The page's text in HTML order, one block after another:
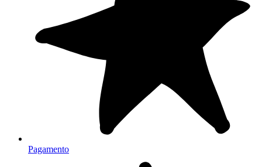
Pagamento